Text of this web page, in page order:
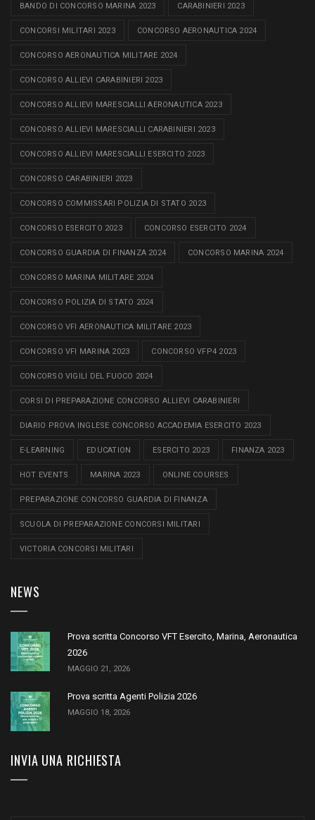
BANDO DI CONCORSO MARINA 2023 CARABINIERI 2023
CONCORSI MILITARI 2023 CONCORSO AERONAUTICA 2024
CONCORSO AERONAUTICA MILITARE 2024
CONCORSO ALLIEVI CARABINIERI 2023
CONCORSO ALLIEVI MARESCIALLI AERONAUTICA 2023
CONCORSO ALLIEVI MARESCIALLI CARABINIERI 2023
CONCORSO ALLIEVI MARESCIALLI ESERCITO 2023
CONCORSO CARABINIERI 2023
CONCORSO COMMISSARI POLIZIA DI STATO 2023
CONCORSO ESERCITO 2023 CONCORSO ESERCITO 2024
CONCORSO GUARDIA DI FINANZA 2024 CONCORSO MARINA 2024
CONCORSO MARINA MILITARE 2024
CONCORSO POLIZIA DI STATO 2024
CONCORSO VFI AERONAUTICA MILITARE 2023
CONCORSO VFI MARINA 2023 CONCORSO VFP4 2023
CONCORSO VIGILI DEL FUOCO 2024
CORSI DI PREPARAZIONE CONCORSO ALLIEVI CARABINIERI
DIARIO PROVA INGLESE CONCORSO ACCADEMIA ESERCITO 2023
E-LEARNING EDUCATION ESERCITO 2023 FINANZA 2023
HOT EVENTS MARINA 2023 ONLINE COURSES
PREPARAZIONE CONCORSO GUARDIA DI FINANZA
SCUOLA DI PREPARAZIONE CONCORSI MILITARI
VICTORIA CONCORSI MILITARI
NEWS
Prova scritta Concorso VFT Esercito, Marina, Aeronautica
2026
MAGGIO 21, 2026
Prova scritta Agenti Polizia 2026
MAGGIO 18, 2026
INVIA UNA RICHIESTA